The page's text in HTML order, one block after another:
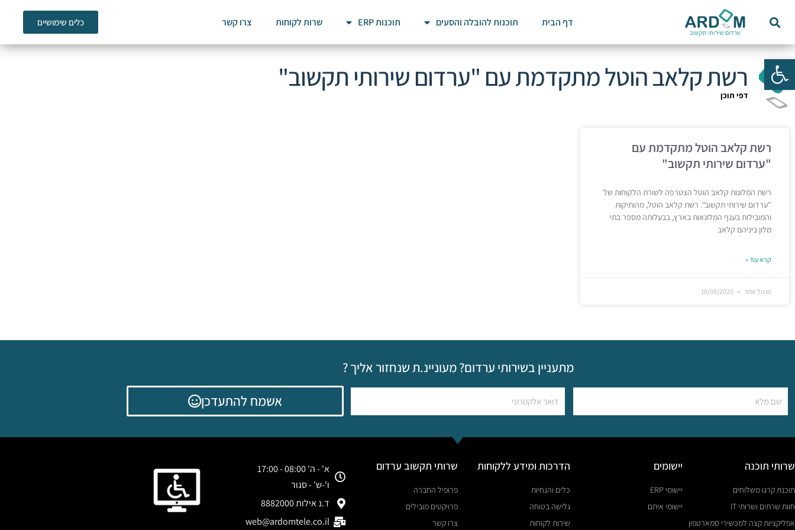
פתח סרגל נגישות
דף הבית תוכנות להובלה והסעים תוכנות ERP שרות לקוחות צרו קשר כלים שימושיים
רשת קלאב הוטל מתקדמת עם "ערדום שירותי תקשוב"
דפי תוכן
רשת קלאב הוטל מתקדמת עם
"ערדום שירותי תקשוב"
רשת המלונות קלאב הוטל הצטרפה לשורת הלקוחות של
"ערדום שירותי תקשוב". רשת קלאב הוטל, מהותיקות
והמובילות בענף המלונאות בארץ, בבעלותה מספר בתי
מלון ביניהם קלאב
קרא עוד »
מנהל אתר
מתעניין בשירותי ערדום? מעוניינ.ת שנחזור אליך ?
אשמח להתעדכן
שרותי תוכנה
תוכנת קרגו משלוחים
חוות שרתים ושרותי IT
אפליקציות קצה למכשירי סמארטפון
יישומים
יישומי ERP
יישומי איתם
הדרכות ומידע ללקוחות
כלים והנחיות
גלישה בטוחה
שירות לקוחות
שרותי תקשוב ערדום
פרופיל החברה
פרויקטים מובילים
צרו קשר
א' - ה' 08:00 - 17:00
ו'-ש' - סגור
ד.נ אילות 8882000
web@ardomtele.co.il